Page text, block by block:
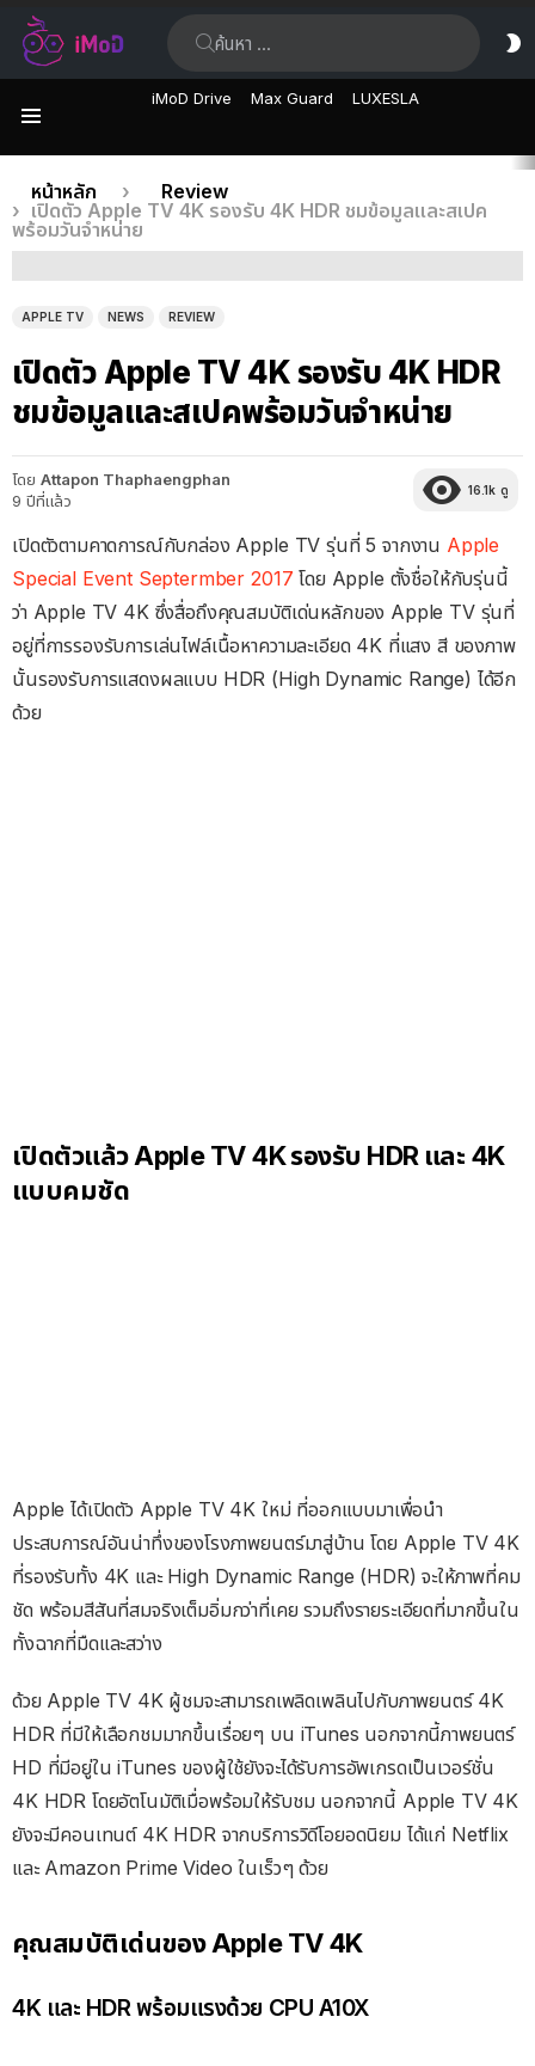
iMoD Drive Max Guard LUXESLA
เรื่อง
ล่าสุด
คุณอยู่ที่นี่:
หน้าหลัก
Review
เปิดตัว Apple TV 4K รองรับ 4K HDR ชมข้อมูลและสเปค
พร้อมวันจำหน่าย
APPLE TV NEWS REVIEW
เปิดตัว Apple TV 4K รองรับ 4K HDR
ชมข้อมูลและสเปคพร้อมวันจำหน่าย
โดย Attapon Thaphaengphan
9 ปีที่แล้ว
16.1k ดู
เปิดตัวตามคาดการณ์กับกล่อง Apple TV รุ่นที่ 5 จากงาน Apple
Special Event Septermber 2017 โดย Apple ตั้งชื่อให้กับรุ่นนี้
ว่า Apple TV 4K ซึ่งสื่อถึงคุณสมบัติเด่นหลักของ Apple TV รุ่นที่
อยู่ที่การรองรับการเล่นไฟล์เนื้อหาความละเอียด 4K ที่แสง สี ของภาพ
นั้นรองรับการแสดงผลแบบ HDR (High Dynamic Range) ได้อีก
ด้วย
เปิดตัวแล้ว Apple TV 4K รองรับ HDR และ 4K
แบบคมชัด
Apple ได้เปิดตัว Apple TV 4K ใหม่ ที่ออกแบบมาเพื่อนำ
ประสบการณ์อันน่าทึ่งของโรงภาพยนตร์มาสู่บ้าน โดย Apple TV 4K
ที่รองรับทั้ง 4K และ High Dynamic Range (HDR) จะให้ภาพที่คม
ชัด พร้อมสีสันที่สมจริงเต็มอิ่มกว่าที่เคย รวมถึงรายระเอียดที่มากขึ้นใน
ทั้งฉากที่มืดและสว่าง
ด้วย Apple TV 4K ผู้ชมจะสามารถเพลิดเพลินไปกับภาพยนตร์ 4K
HDR ที่มีให้เลือกชมมากขึ้นเรื่อยๆ บน iTunes นอกจากนี้ภาพยนตร์
HD ที่มีอยู่ใน iTunes ของผู้ใช้ยังจะได้รับการอัพเกรดเป็นเวอร์ชั่น
4K HDR โดยอัตโนมัติเมื่อพร้อมให้รับชม นอกจากนี้ Apple TV 4K
ยังจะมีคอนเทนต์ 4K HDR จากบริการวิดีโอยอดนิยม ได้แก่ Netflix
และ Amazon Prime Video ในเร็วๆ ด้วย
คุณสมบัติเด่นของ Apple TV 4K
4K และ HDR พร้อมแรงด้วย CPU A10X